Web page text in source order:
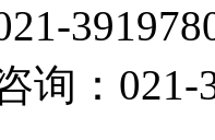
询：021-